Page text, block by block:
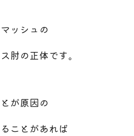
ッシュの
肘の正体です。
が原因の
ことがあれば